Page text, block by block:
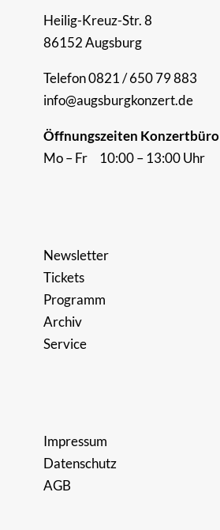
Heilig-Kreuz-Str. 8
86152 Augsburg
Telefon 0821 / 650 79 883
info@augsburgkonzert.de
Öffnungszeiten Konzertbüro
Mo – Fr 10:00 – 13:00 Uhr
Newsletter
Tickets
Programm
Archiv
Service
Impressum
Datenschutz
AGB